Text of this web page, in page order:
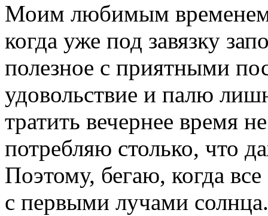
Моим любимым временем
когда уже под завязку
полезное с приятными
удовольствие и палю
тратить вечернее время
потребляю столько, что
Поэтому, бегаю, когда
с первыми лучами солнца.